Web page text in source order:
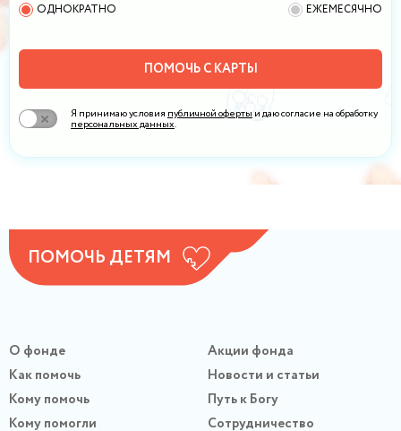
ОДНОКРАТНО ЕЖЕМЕСЯЧНО
ПОМОЧЬ С КАРТЫ
Я принимаю условия публичной оферты и даю согласие на обработку
персональных данных.
ПОМОЧЬ ДЕТЯМ
О фонде
Как помочь
Кому помочь
Кому помогли
Акции фонда
Новости и статьи
Путь к Богу
Сотрудничество